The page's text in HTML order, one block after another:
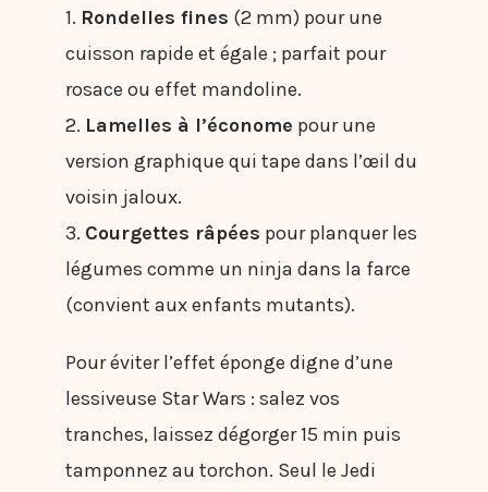
1. Rondelles fines (2 mm) pour une
cuisson rapide et égale ; parfait pour
rosace ou effet mandoline.
2. Lamelles à l’économe pour une
version graphique qui tape dans l’œil du
voisin jaloux.
3. Courgettes râpées pour planquer les
légumes comme un ninja dans la farce
(convient aux enfants mutants).
Pour éviter l’effet éponge digne d’une
lessiveuse Star Wars : salez vos
tranches, laissez dégorger 15 min puis
tamponnez au torchon. Seul le Jedi